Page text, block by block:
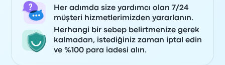
Her adımda size yardımcı olan 7/24
müşteri hizmetlerimizden yararlanın.
Herhangi bir sebep belirtmenize gerek
kalmadan, istediğiniz zaman iptal edin
ve %100 para iadesi alın.